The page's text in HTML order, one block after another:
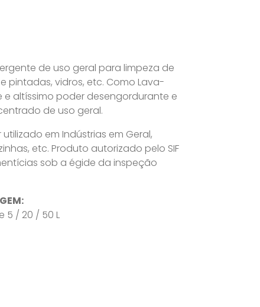
de uso geral para limpeza de
pintadas, vidros, etc. Como Lava-
altíssimo poder desengordurante e
de uso geral.
utilizado em Indústrias em Geral,
etc. Produto autorizado pelo SIF
sob a égide da inspeção
5 / 20 / 50 L